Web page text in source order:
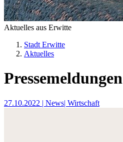
Aktuelles aus Erwitte
Stadt Erwitte
Aktuelles
Pressemeldungen
27.10.2022 | News| Wirtschaft